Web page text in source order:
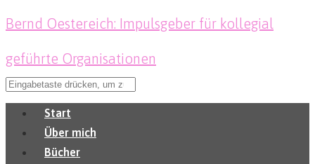
Bernd Oestereich: Impulsgeber für kollegial
geführte Organisationen
Start
Über mich
Bücher